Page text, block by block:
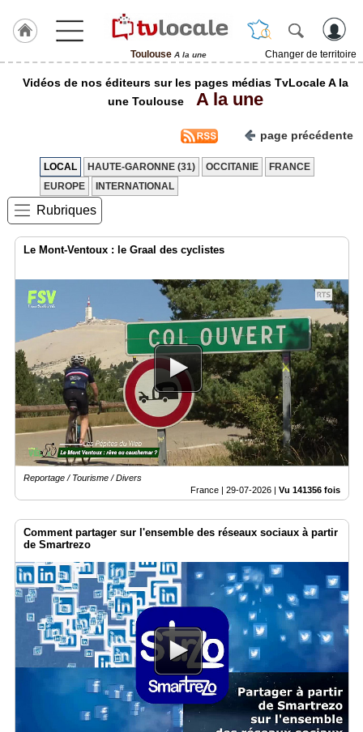
Toulouse A la une
Changer de territoire
J'adhère
TvLocale
France
Accueil
Agenda
Vidéos
Médias
du
groupe
Blogs
Prémium
annuaire
Accès
Vidéos de nos éditeurs sur les pages médias TvLocale A la
une Toulouse
A la une
page précédente
LOCAL HAUTE-GARONNE (31) OCCITANIE
FRANCE
EUROPE
INTERNATIONAL
Rubriques
Le Mont-Ventoux : le Graal des cyclistes
Reportage / Tourisme / Divers
France | 29-07-2026 Vu 141356 fois
Comment partager sur l'ensemble des réseaux sociaux à partir
de Smartrezo